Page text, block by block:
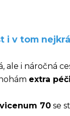
i v tom
i náročná
extra
70 se